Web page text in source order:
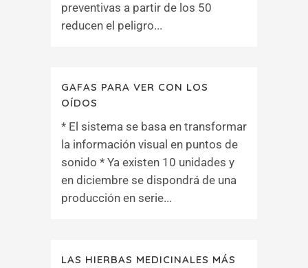
preventivas a partir de los 50
reducen el peligro...
GAFAS PARA VER CON LOS
OÍDOS
* El sistema se basa en transformar
la información visual en puntos de
sonido * Ya existen 10 unidades y
en diciembre se dispondrá de una
producción en serie...
LAS HIERBAS MEDICINALES MÁS